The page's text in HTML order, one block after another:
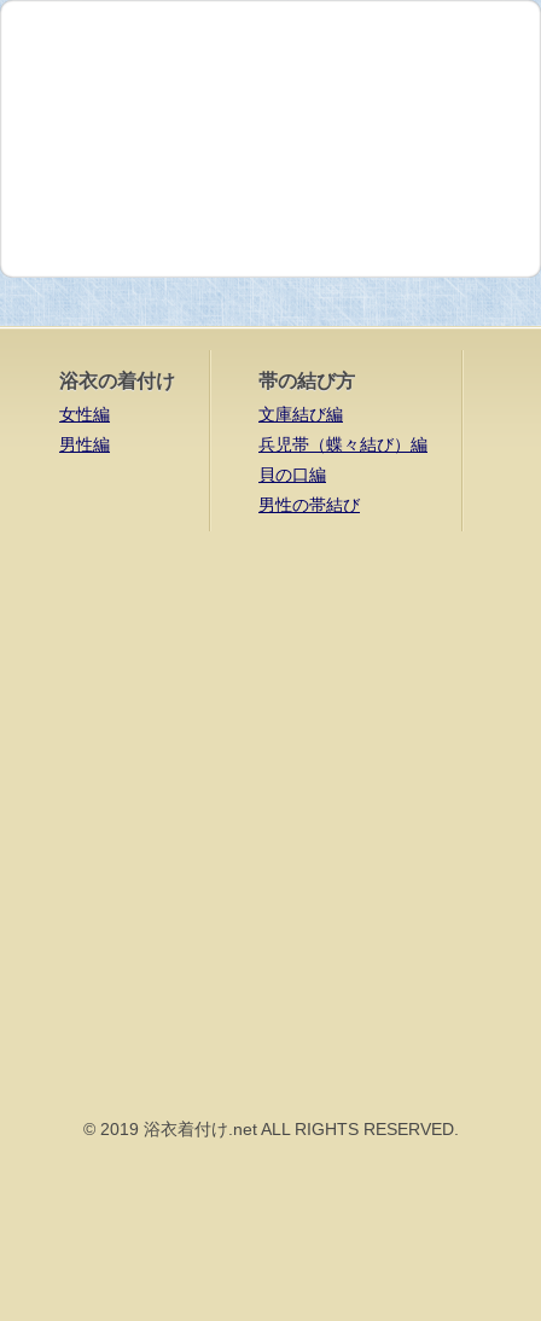
浴衣の着付け
女性編
男性編
帯の結び方
文庫結び編
兵児帯（蝶々結び）編
貝の口編
男性の帯結び
© 2019 浴衣着付け.net ALL RIGHTS RESERVED.